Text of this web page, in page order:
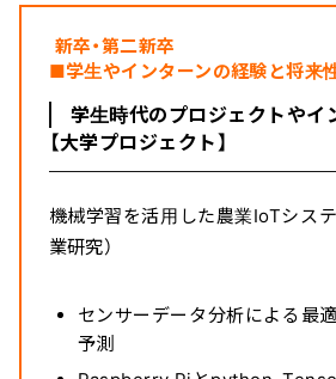
新卒・第二新卒
■学生やインターンの経験と将来
学生時代のプロジェクトやイ
【大学プロジェクト】
機械学習を活用した農業IoTシス
業研究）
センサーデータ分析による最
予測